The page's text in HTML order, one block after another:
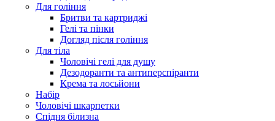
Для гоління
Бритви та картриджі
Гелі та пінки
Догляд після гоління
Для тіла
Чоловічі гелі для душу
Дезодоранти та антиперспіранти
Крема та лосьйони
Набір
Чоловічі шкарпетки
Спідня білизна